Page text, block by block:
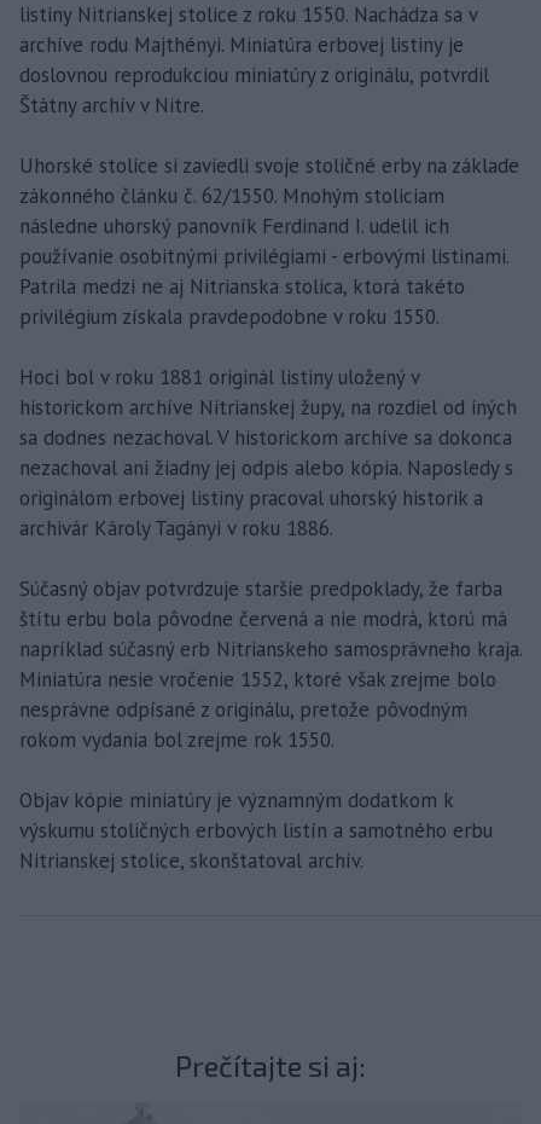
listiny Nitrianskej stolice z roku 1550. Nachádza sa v
archíve rodu Majthényi. Miniatúra erbovej listiny je
doslovnou reprodukciou miniatúry z originálu, potvrdil
Štátny archív v Nitre.
Uhorské stolice si zaviedli svoje stoličné erby na základe
zákonného článku č. 62/1550. Mnohým stoliciam
následne uhorský panovník Ferdinand I. udelil ich
používanie osobitnými privilégiami - erbovými listinami.
Patrila medzi ne aj Nitrianska stolica, ktorá takéto
privilégium získala pravdepodobne v roku 1550.
Hoci bol v roku 1881 originál listiny uložený v
historickom archíve Nitrianskej župy, na rozdiel od iných
sa dodnes nezachoval. V historickom archíve sa dokonca
nezachoval ani žiadny jej odpis alebo kópia. Naposledy s
originálom erbovej listiny pracoval uhorský historik a
archivár Károly Tagányi v roku 1886.
Súčasný objav potvrdzuje staršie predpoklady, že farba
štítu erbu bola pôvodne červená a nie modrá, ktorú má
napríklad súčasný erb Nitrianskeho samosprávneho kraja.
Miniatúra nesie vročenie 1552, ktoré však zrejme bolo
nesprávne odpísané z originálu, pretože pôvodným
rokom vydania bol zrejme rok 1550.
Objav kópie miniatúry je významným dodatkom k
výskumu stoličných erbových listín a samotného erbu
Nitrianskej stolice, skonštatoval archív.
Prečítajte si aj: